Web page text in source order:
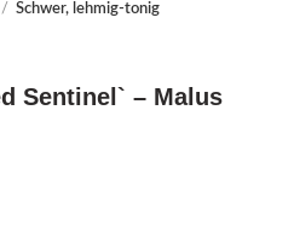
Schwer, lehmig-tonig
Sentinel` – Malus